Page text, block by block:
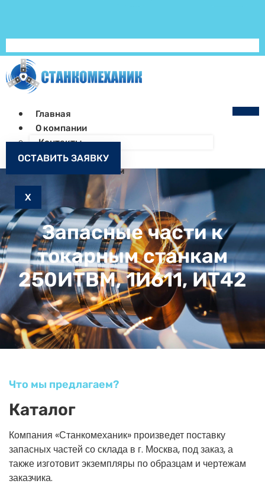
Главная
О компании
Контакты
Как заказать
Запчасти к станкам
X
ОСТАВИТЬ ЗАЯВКУ
Запасные части к
токарным станкам
250ИТВМ, 1И611, ИТ42
Что мы предлагаем?
Каталог
Компания «Станкомеханик» произведет поставку
запасных частей со склада в г. Москва, под заказ, а
также изготовит экземпляры по образцам и чертежам
заказчика.